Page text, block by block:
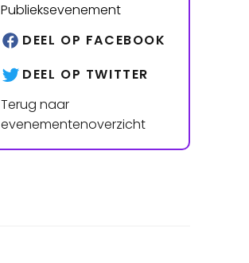
Publieksevenement
DEEL OP FACEBOOK
DEEL OP TWITTER
Terug naar
evenementenoverzicht